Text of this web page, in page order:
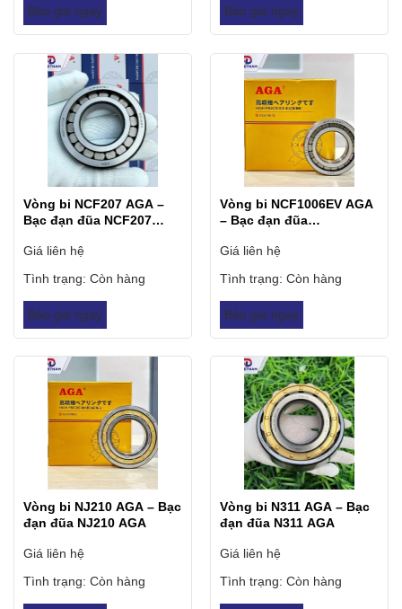
Báo giá ngay Báo giá ngay
Vòng bi NCF207 AGA –
Bạc đạn đũa NCF207
Giá liên hệ
Tình trạng: Còn hàng
Báo giá ngay
Vòng bi NCF1006EV AGA
– Bạc đạn đũa
Giá liên hệ
Tình trạng: Còn hàng
Báo giá ngay
Vòng bi NJ210 AGA – Bạc
đạn đũa NJ210 AGA
Giá liên hệ
Tình trạng: Còn hàng
Vòng bi N311 AGA – Bạc
đạn đũa N311 AGA
Giá liên hệ
Tình trạng: Còn hàng